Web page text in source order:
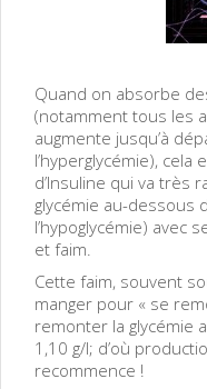
Quand on absorbe
(notamment tous les
augmente jusqu’à
l’hyperglycémie),
d’Insuline qui va très
glycémie au-dessous
l’hypoglycémie) avec
et faim.
Cette faim, souvent
manger pour « se
remonter la glycémie
1,10 g/l; d’où
recommence !